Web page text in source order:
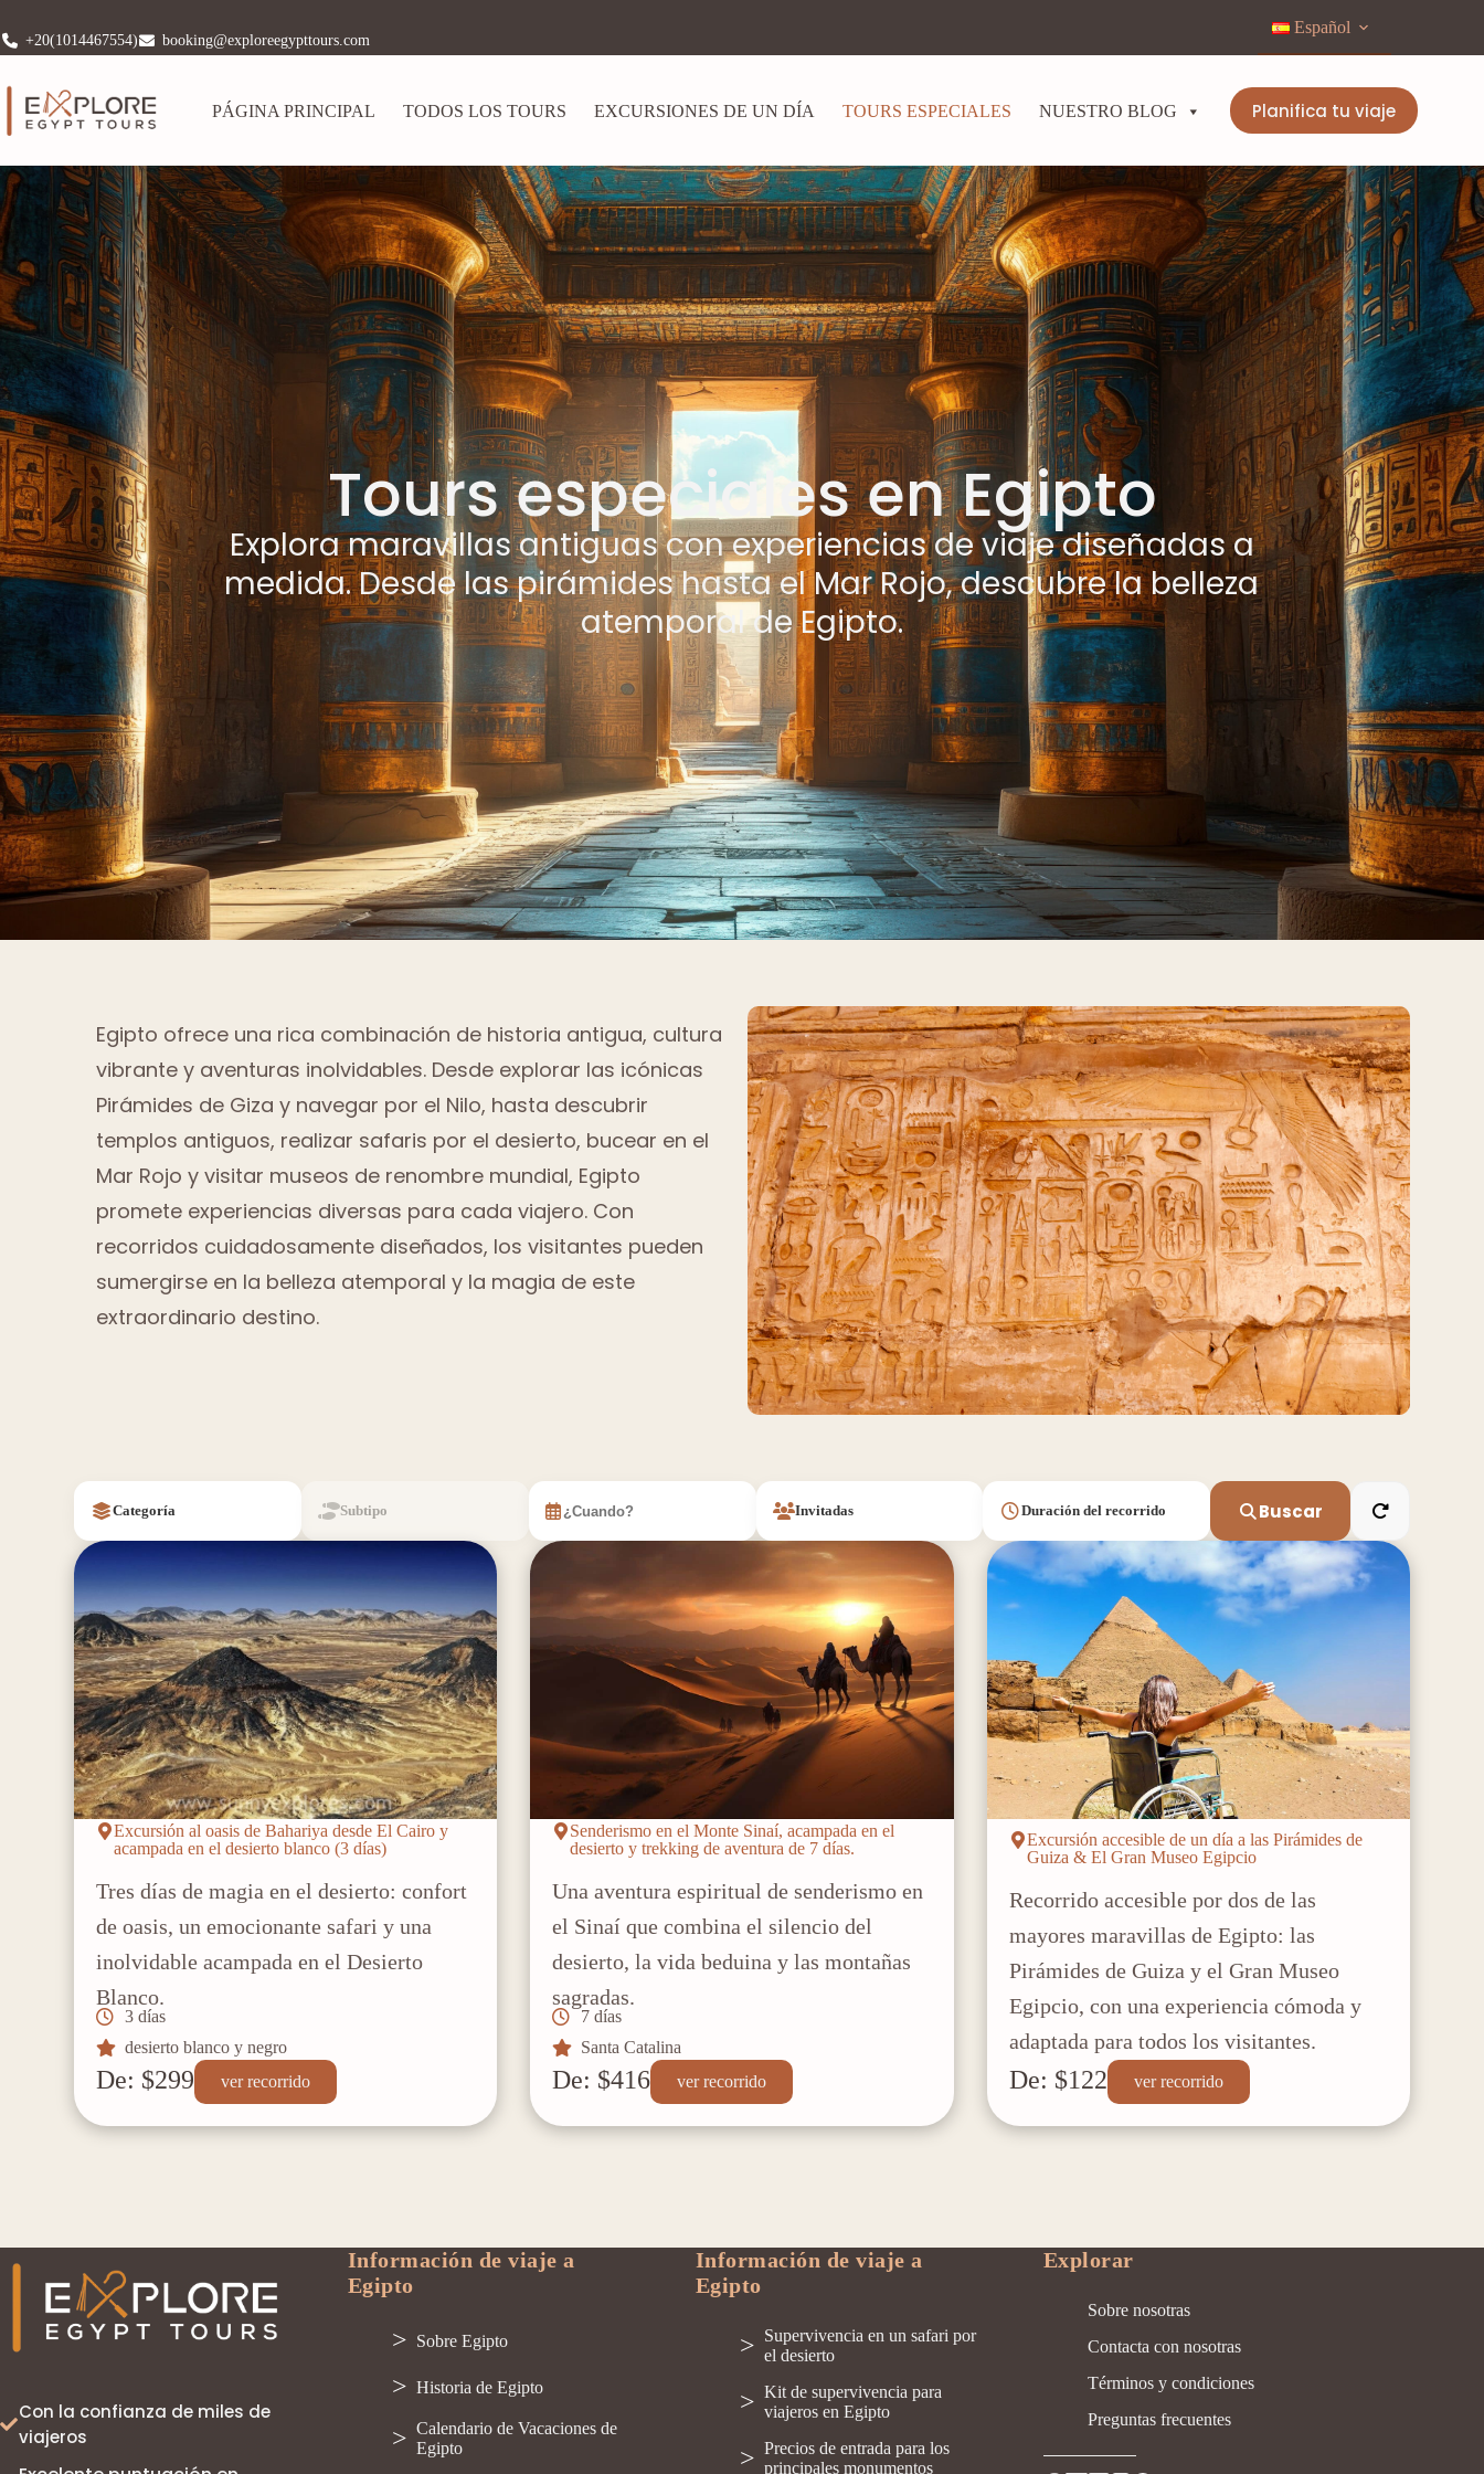
+20(1014467554) booking@exploreegypttours.com
Español
PÁGINA PRINCIPAL TODOS LOS TOURS EXCURSIONES DE UN DÍA TOURS ESPECIALES NUESTRO BLOG Planifica tu viaje
Tours especiales en Egipto
Explora maravillas antiguas con experiencias de viaje diseñadas a
medida. Desde las pirámides hasta el Mar Rojo, descubre la belleza
atemporal de Egipto.
Egipto ofrece una rica combinación de historia antigua, cultura
vibrante y aventuras inolvidables. Desde explorar las icónicas
Pirámides de Giza y navegar por el Nilo, hasta descubrir
templos antiguos, realizar safaris por el desierto, bucear en el
Mar Rojo y visitar museos de renombre mundial, Egipto
promete experiencias diversas para cada viajero. Con
recorridos cuidadosamente diseñados, los visitantes pueden
sumergirse en la belleza atemporal y la magia de este
extraordinario destino.
Categoría Subtipo Invitadas Duración del recorrido Buscar
Excursión al oasis de Bahariya desde El Cairo y
acampada en el desierto blanco (3 días)
Tres días de magia en el desierto: confort
de oasis, un emocionante safari y una
inolvidable acampada en el Desierto
Blanco.
3 días
desierto blanco y negro
De: $299 ver recorrido
Senderismo en el Monte Sinaí, acampada en el
desierto y trekking de aventura de 7 días.
Una aventura espiritual de senderismo en
el Sinaí que combina el silencio del
desierto, la vida beduina y las montañas
sagradas.
7 días
Santa Catalina
De: $416 ver recorrido
Excursión accesible de un día a las Pirámides de
Guiza & El Gran Museo Egipcio
Recorrido accesible por dos de las
mayores maravillas de Egipto: las
Pirámides de Guiza y el Gran Museo
Egipcio, con una experiencia cómoda y
adaptada para todos los visitantes.
De: $122 ver recorrido
Con la confianza de miles de
viajeros
Información de viaje a
Egipto
Sobre Egipto
Historia de Egipto
Calendario de Vacaciones de
Egipto
Información de viaje a
Egipto
Supervivencia en un safari por
el desierto
Kit de supervivencia para
viajeros en Egipto
Precios de entrada para los
principales monumentos
Explorar
Sobre nosotras
Contacta con nosotras
Términos y condiciones
Preguntas frecuentes